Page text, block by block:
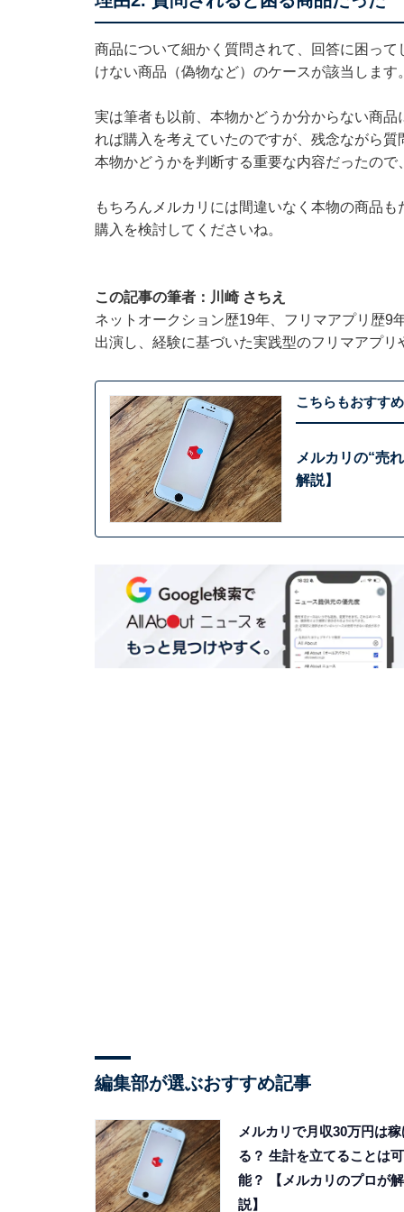
商品について細かく質問されて、回答に困っ
けない商品（偽物など）のケースが該当しま
実は筆者も以前、本物かどうか分からない商
れば購入を考えていたのですが、残念ながら
本物かどうかを判断する重要な内容だったの
もちろんメルカリには間違いなく本物の商品
購入を検討してくださいね。
この記事の筆者：川崎 さちえ
ネットオークション歴19年、フリマアプリ歴9
出演し、経験に基づいた実践型のフリマアプ
こちらもおすすめ
メルカリの“売
解説】
編集部が選ぶおすすめ記事
メルカリで月収30万円は稼
る？ 生計を立てることは可
能？ 【メルカリのプロが解
説】